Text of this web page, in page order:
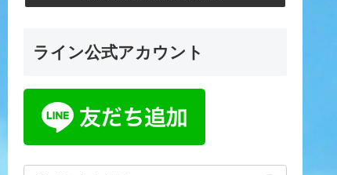
ライン公式アカウント